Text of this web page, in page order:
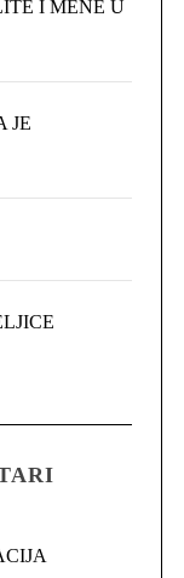
I MENE U
JE